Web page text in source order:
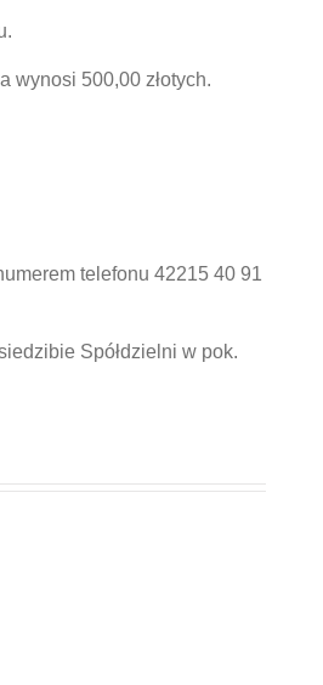
wynosi 500,00 złotych.
telefonu 42215 40 91
Spółdzielni w pok.